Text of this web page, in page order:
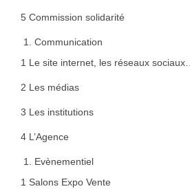
5 Commission solidarité
Communication
1 Le site internet, les réseaux sociaux…
2 Les médias
3 Les institutions
4 L’Agence
Evènementiel
1 Salons Expo Vente